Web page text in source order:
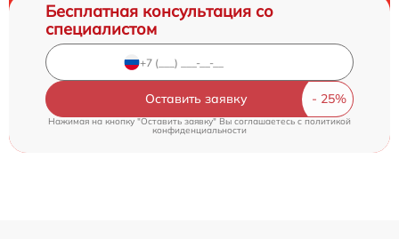
Бесплатная консультация со
специалистом
Оставить заявку
Нажимая на кнопку "Оставить заявку" Вы соглашаетесь cполитикой
конфиденциальности